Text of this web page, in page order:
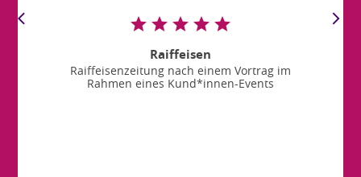
Raiffeisen
Raiffeisenzeitung nach einem Vortrag im
Rahmen eines Kund*innen-Events